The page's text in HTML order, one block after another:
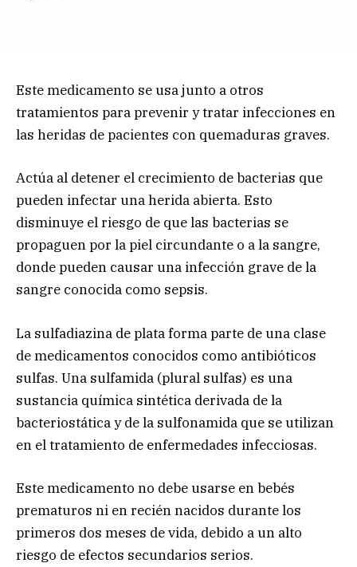
Este medicamento se usa junto a otros
tratamientos para prevenir y tratar infecciones en
las heridas de pacientes con quemaduras graves.
Actúa al detener el crecimiento de bacterias que
pueden infectar una herida abierta. Esto
disminuye el riesgo de que las bacterias se
propaguen por la piel circundante o a la sangre,
donde pueden causar una infección grave de la
sangre conocida como sepsis.
La sulfadiazina de plata forma parte de una clase
de medicamentos conocidos como antibióticos
sulfas. Una sulfamida (plural sulfas) es una
sustancia química sintética derivada de la
bacteriostática y de la sulfonamida que se utilizan
en el tratamiento de enfermedades infecciosas.
Este medicamento no debe usarse en bebés
prematuros ni en recién nacidos durante los
primeros dos meses de vida, debido a un alto
riesgo de efectos secundarios serios.